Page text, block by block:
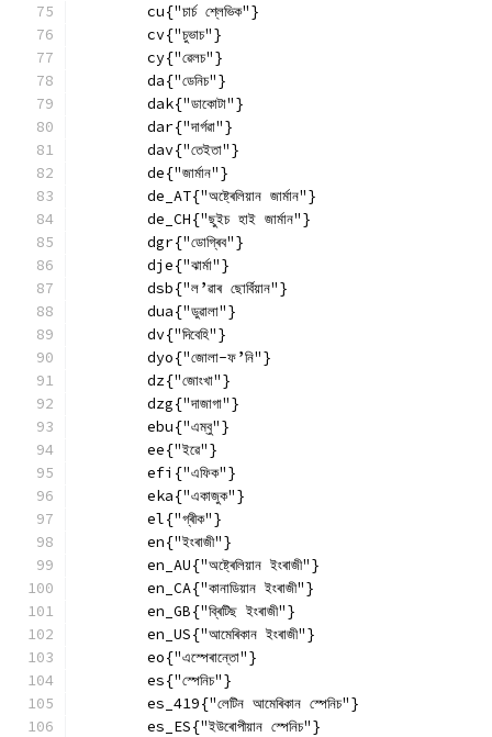
        cu{"চাৰ্চ শ্লেভিক"}
        cv{"চুভাচ"}
        cy{"ৱেলচ"}
        da{"ডেনিচ"}
        dak{"ডাকোটা"}
        dar{"দাৰ্গৱা"}
        dav{"তেইতা"}
        de{"জাৰ্মান"}
        de_AT{"অষ্ট্ৰেলিয়ান জাৰ্মান"}
        de_CH{"ছুইচ হাই জাৰ্মান"}
        dgr{"ডোগ্ৰিব"}
        dje{"ঝাৰ্মা"}
        dsb{"ল’ৱাৰ ছোৰ্বিয়ান"}
        dua{"ডুৱালা"}
        dv{"দিবেহি"}
        dyo{"জোলা-ফ’নি"}
        dz{"জোংখা"}
        dzg{"দাজাগা"}
        ebu{"এম্বু"}
        ee{"ইৱে"}
        efi{"এফিক"}
        eka{"একাজুক"}
        el{"গ্ৰীক"}
        en{"ইংৰাজী"}
        en_AU{"অষ্ট্ৰেলিয়ান ইংৰাজী"}
        en_CA{"কানাডিয়ান ইংৰাজী"}
        en_GB{"ব্ৰিটিছ ইংৰাজী"}
        en_US{"আমেৰিকান ইংৰাজী"}
        eo{"এস্পেৰান্তো"}
        es{"স্পেনিচ"}
        es_419{"লেটিন আমেৰিকান স্পেনিচ"}
        es_ES{"ইউৰোপীয়ান স্পেনিচ"}